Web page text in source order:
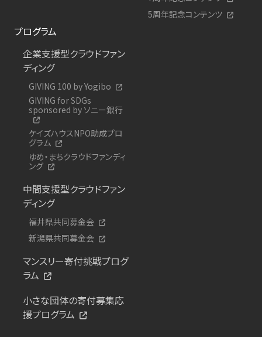
5周年記念コンテンツ
プログラム
企業支援型クラウドファン
ディング
GIVING 100 by Yogibo
GIVING for SDGs
sponsored by ソニー銀行
ケイズハウスNPO助成プロ
グラム
ゆめ・まちクラウドファンディ
ング
中間支援型クラウドファン
ディング
福井県共同募金会
新潟県共同募金会
マンスリー寄付挑戦プログ
ラム
小さな団体の寄付募集応
援プログラム